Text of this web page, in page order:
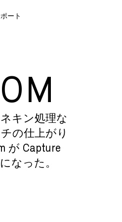
ート
キン処理な
の仕上がり
が Capture
なった。